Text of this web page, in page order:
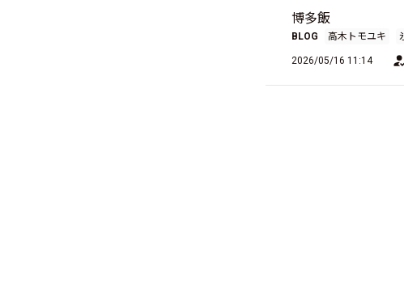
博多飯
BLOG 高木トモユキ
2026/05/16 11:14